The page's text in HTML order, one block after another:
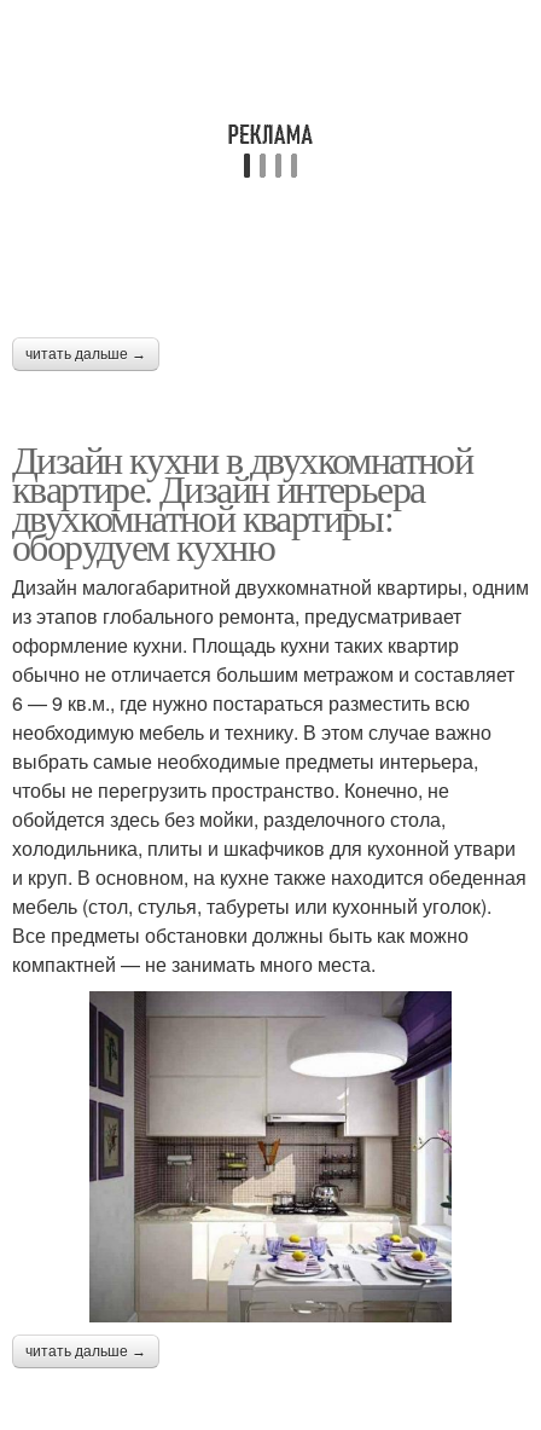
читать дальше →
Дизайн кухни в двухкомнатной
квартире. Дизайн интерьера
двухкомнатной квартиры:
оборудуем кухню
Дизайн малогабаритной двухкомнатной квартиры, одним
из этапов глобального ремонта, предусматривает
оформление кухни. Площадь кухни таких квартир
обычно не отличается большим метражом и составляет
6 — 9 кв.м., где нужно постараться разместить всю
необходимую мебель и технику. В этом случае важно
выбрать самые необходимые предметы интерьера,
чтобы не перегрузить пространство. Конечно, не
обойдется здесь без мойки, разделочного стола,
холодильника, плиты и шкафчиков для кухонной утвари
и круп. В основном, на кухне также находится обеденная
мебель (стол, стулья, табуреты или кухонный уголок).
Все предметы обстановки должны быть как можно
компактней — не занимать много места.
читать дальше →